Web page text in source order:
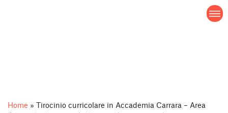
Home »
Tirocinio curricolare in Accademia Carrara – Area